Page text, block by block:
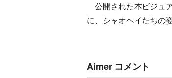
公開された本ビジュ
に、シャオヘイたちの
Aimer コメント